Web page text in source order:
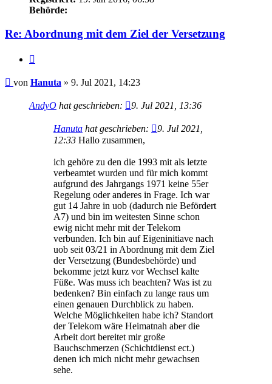
Behörde:
Re: Abordnung mit dem Ziel der Versetzung
Beitrag
von Hanuta » 9. Jul 2021, 14:23
AndyO hat geschrieben: 9. Jul 2021, 13:36
Hanuta hat geschrieben:
9. Jul 2021,
12:33 Hallo zusammen,
ich gehöre zu den die 1993 mit als letzte
verbeamtet wurden und für mich kommt
aufgrund des Jahrgangs 1971 keine 55er
Regelung oder anderes in Frage. Ich war
gut 14 Jahre in uob (dadurch nie Befördert
A7) und bin im weitesten Sinne schon
ewig nicht mehr mit der Telekom
verbunden. Ich bin auf Eigeninitiave nach
uob seit 03/21 in Abordnung mit dem Ziel
der Versetzung (Bundesbehörde) und
bekomme jetzt kurz vor Wechsel kalte
Füße. Was muss ich beachten? Was ist zu
bedenken? Bin einfach zu lange raus um
einen genauen Durchblick zu haben.
Welche Möglichkeiten habe ich? Standort
der Telekom wäre Heimatnah aber die
Arbeit dort bereitet mir große
Bauchschmerzen (Schichtdienst ect.)
denen ich mich nicht mehr gewachsen
sehe.